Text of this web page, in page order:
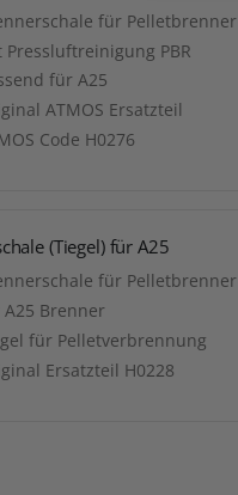
für Pelletbrenner
Pressluftreinigung PBR
für A25
ATMOS Ersatzteil
Code H0276
(Tiegel) für A25
für Pelletbrenner
Brenner
für Pelletverbrennung
Ersatzteil H0228